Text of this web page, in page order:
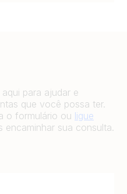
para ajudar e
que você possa ter.
o formulário ou ligue
encaminhar sua consulta.